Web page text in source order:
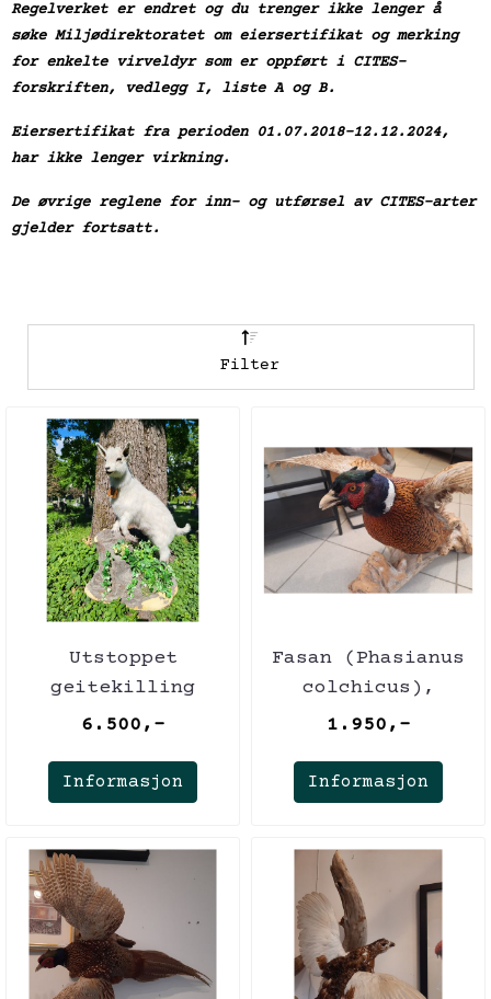
Regelverket er endret og du trenger ikke lenger å
søke Miljødirektoratet om eiersertifikat og merking
for enkelte virveldyr som er oppført i CITES-
forskriften, vedlegg I, liste A og B.
Eiersertifikat fra perioden 01.07.2018-12.12.2024,
har ikke lenger virkning.
De øvrige reglene for inn- og utførsel av CITES-arter
gjelder fortsatt.
Filter
Utstoppet
geitekilling
(Capra hircus)
6.500,-
Informasjon
Fasan (Phasianus
colchicus),
utstoppet
1.950,-
Informasjon